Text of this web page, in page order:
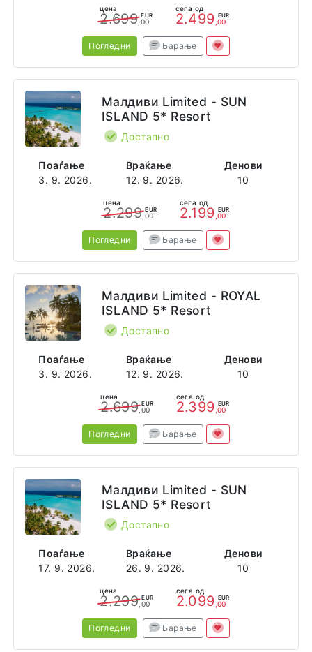
цена
2.699 EUR
,00
сега од
2.499 EUR
,00
Погледни Барање
Поаѓање
3. 9. 2026.
Враќање
12. 9. 2026.
Денови
10
Малдиви Limited - SUN
ISLAND 5* Resort
Достапно
цена
2.299 EUR
,00
сега од
2.199 EUR
,00
Погледни Барање
Поаѓање
3. 9. 2026.
Враќање
12. 9. 2026.
Денови
10
Малдиви Limited - ROYAL
ISLAND 5* Resort
Достапно
цена
2.699 EUR
,00
сега од
2.399 EUR
,00
Погледни Барање
Поаѓање
17. 9. 2026.
Враќање
26. 9. 2026.
Денови
10
Малдиви Limited - SUN
ISLAND 5* Resort
Достапно
цена
2.299 EUR
,00
сега од
2.099 EUR
,00
Погледни Барање